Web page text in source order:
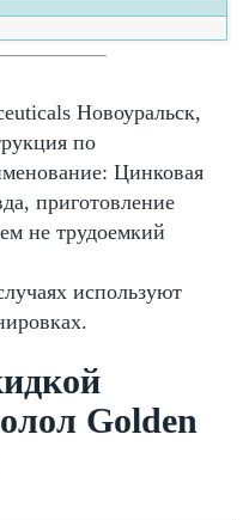
Новоуральск,
по
Цинковая
приготовление
не трудоемкий
используют
Golden